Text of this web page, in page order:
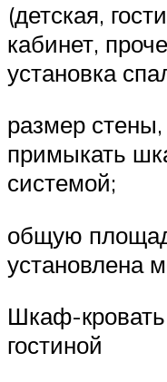
(детская,
кабинет,
установка
размер стены,
примыкать
системой;
общую
установлена
Шкаф-
гостиной